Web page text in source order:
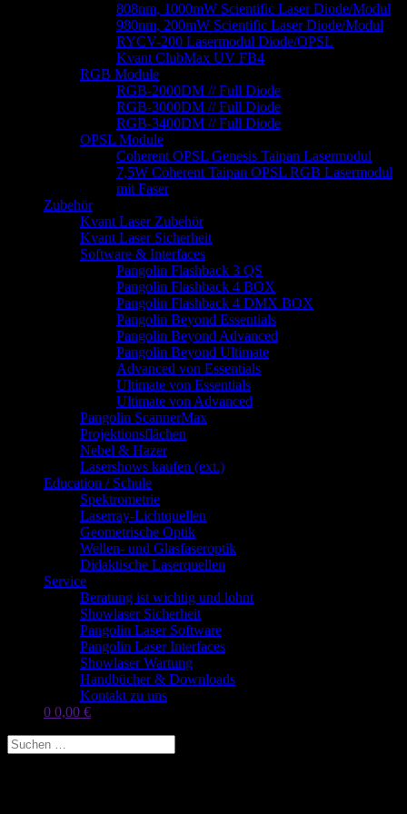
808nm, 1000mW Scientific Laser Diode/Modul
980nm, 200mW Scientific Laser Diode/Modul
RYCV-200 Lasermodul Diode/OPSL
Kvant ClubMax UV FB4
RGB Module
RGB-2000DM // Full Diode
RGB-3000DM // Full Diode
RGB-3400DM // Full Diode
OPSL Module
Coherent OPSL Genesis Taipan Lasermodul
7,5W Coherent Taipan OPSL RGB Lasermodul
mit Faser
Zubehör
Kvant Laser Zubehör
Kvant Laser Sicherheit
Software & Interfaces
Pangolin Flashback 3 QS
Pangolin Flashback 4 BOX
Pangolin Flashback 4 DMX BOX
Pangolin Beyond Essentials
Pangolin Beyond Advanced
Pangolin Beyond Ultimate
Advanced von Essentials
Ultimate von Essentials
Ultimate von Advanced
Pangolin ScannerMax
Projektionsflächen
Nebel & Hazer
Lasershows kaufen (ext.)
Education / Schule
Spektrometrie
Laserray-Lichtquellen
Geometrische Optik
Wellen- und Glasfaseroptik
Didaktische Laserquellen
Service
Beratung ist wichtig und lohnt
Showlaser Sicherheit
Pangolin Laser Software
Pangolin Laser Interfaces
Showlaser Wartung
Handbücher & Downloads
Kontakt zu uns
0 0,00 €